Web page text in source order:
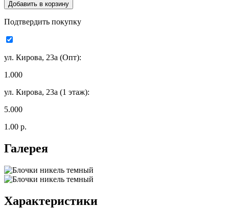
Подтвердить покупку
ул. Кирова, 23а (Опт):
1.000
ул. Кирова, 23а (1 этаж):
5.000
1.00 р.
Галерея
Характеристики